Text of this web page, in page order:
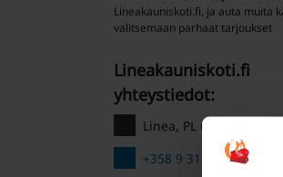
Lineakauniskoti.fi, ja auta muita
valitsemaan parhaat tarjoukset
Lineakauniskoti.fi
yhteystiedot:
Linea, PL 6370 00002
+358 9 31579230